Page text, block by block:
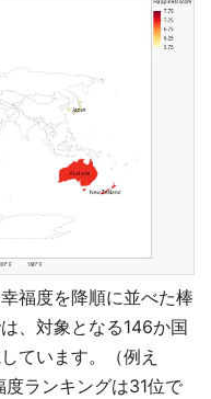
福度を降順に並べた棒
、対象となる146か国
ています。（例え
ランキングは31位で